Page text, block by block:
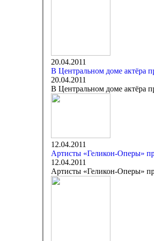
20.04.2011
В Центральном доме актёра
20.04.2011
В Центральном доме актёра
12.04.2011
Артисты «Геликон-Оперы»
12.04.2011
Артисты «Геликон-Оперы»